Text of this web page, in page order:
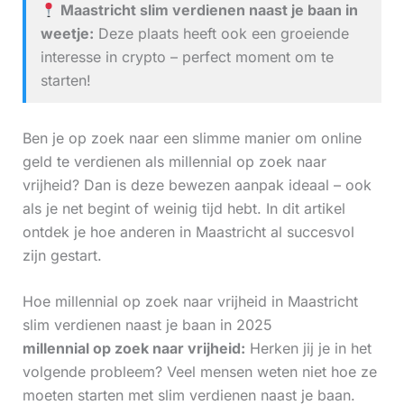
Maastricht slim verdienen naast je baan in
weetje: Deze plaats heeft ook een groeiende
interesse in crypto – perfect moment om te
starten!
Ben je op zoek naar een slimme manier om online
geld te verdienen als millennial op zoek naar
vrijheid? Dan is deze bewezen aanpak ideaal – ook
als je net begint of weinig tijd hebt. In dit artikel
ontdek je hoe anderen in Maastricht al succesvol
zijn gestart.
Hoe millennial op zoek naar vrijheid in Maastricht
slim verdienen naast je baan in 2025
millennial op zoek naar vrijheid: Herken jij je in het
volgende probleem? Veel mensen weten niet hoe ze
moeten starten met slim verdienen naast je baan.